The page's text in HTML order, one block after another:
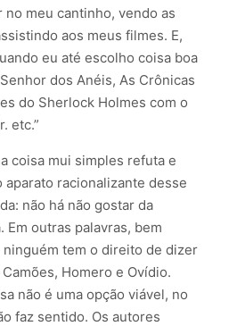
no meu cantinho, vendo as
aos meus filmes. E,
eu até escolho coisa boa
dos Anéis, As Crônicas
do Sherlock Holmes com o
etc.”
coisa mui simples refuta e
aparato racionalizante desse
não há não gostar da
Em outras palavras, bem
ninguém tem o direito de dizer
Homero e Ovídio.
não é uma opção viável, no
faz sentido. Os autores